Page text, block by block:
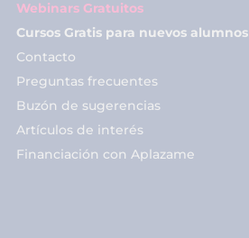
Webinars Gratuitos
Cursos Gratis para nuevos alumnos
Contacto
Preguntas frecuentes
Buzón de sugerencias
Artículos de interés
Financiación con Aplazame